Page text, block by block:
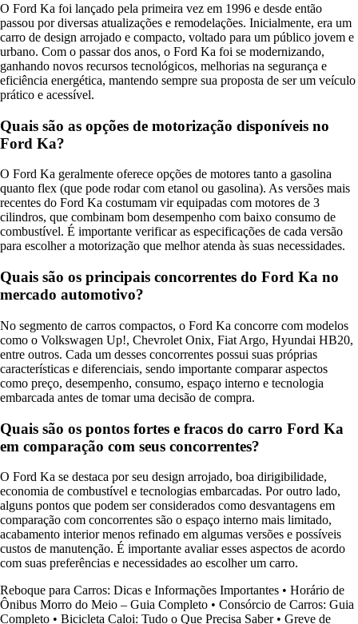
O Ford Ka foi lançado pela primeira vez em 1996 e desde então
passou por diversas atualizações e remodelações. Inicialmente, era um
carro de design arrojado e compacto, voltado para um público jovem e
urbano. Com o passar dos anos, o Ford Ka foi se modernizando,
ganhando novos recursos tecnológicos, melhorias na segurança e
eficiência energética, mantendo sempre sua proposta de ser um veículo
prático e acessível.
Quais são as opções de motorização disponíveis no
Ford Ka?
O Ford Ka geralmente oferece opções de motores tanto a gasolina
quanto flex (que pode rodar com etanol ou gasolina). As versões mais
recentes do Ford Ka costumam vir equipadas com motores de 3
cilindros, que combinam bom desempenho com baixo consumo de
combustível. É importante verificar as especificações de cada versão
para escolher a motorização que melhor atenda às suas necessidades.
Quais são os principais concorrentes do Ford Ka no
mercado automotivo?
No segmento de carros compactos, o Ford Ka concorre com modelos
como o Volkswagen Up!, Chevrolet Onix, Fiat Argo, Hyundai HB20,
entre outros. Cada um desses concorrentes possui suas próprias
características e diferenciais, sendo importante comparar aspectos
como preço, desempenho, consumo, espaço interno e tecnologia
embarcada antes de tomar uma decisão de compra.
Quais são os pontos fortes e fracos do carro Ford Ka
em comparação com seus concorrentes?
O Ford Ka se destaca por seu design arrojado, boa dirigibilidade,
economia de combustível e tecnologias embarcadas. Por outro lado,
alguns pontos que podem ser considerados como desvantagens em
comparação com concorrentes são o espaço interno mais limitado,
acabamento interior menos refinado em algumas versões e possíveis
custos de manutenção. É importante avaliar esses aspectos de acordo
com suas preferências e necessidades ao escolher um carro.
Reboque para Carros: Dicas e Informações Importantes • Horário de
Ônibus Morro do Meio – Guia Completo • Consórcio de Carros: Guia
Completo • Bicicleta Caloi: Tudo o Que Precisa Saber• Greve de